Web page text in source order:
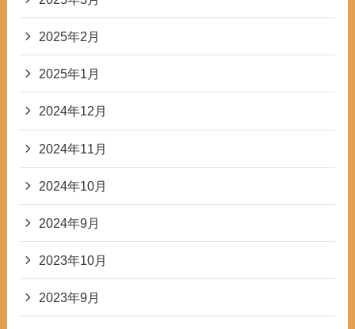
2025年2月
2025年1月
2024年12月
2024年11月
2024年10月
2024年9月
2023年10月
2023年9月